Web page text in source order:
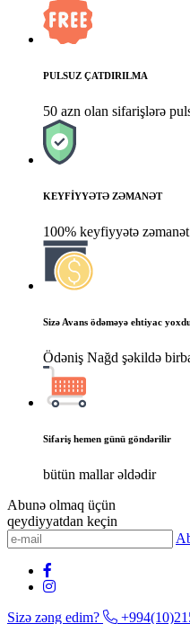
PULSUZ ÇATDIRILMA
50 azn olan sifarişlərə
KEYFİYYƏTƏ ZƏMANƏT
100% keyfiyyətə zəmanət
Sizə Avans ödəməyə ehtiyac
Ödəniş Nağd şəkildə
Sifariş hemen günü göndərilir
bütün mallar əldədir
Abunə olmaq üçün
qeydiyyatdan keçin
Sizə zəng edim?